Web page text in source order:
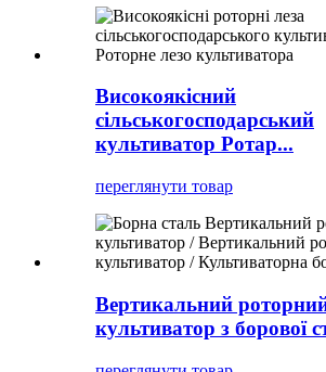
Високоякісний
сільськогосподарський
культиватор Ротар...
переглянути товар
Вертикальний
культиватор з борової